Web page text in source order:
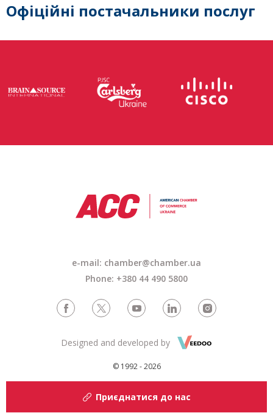
Офіційні постачальники послуг
e-mail: chamber@chamber.ua
Phone: +380 44 490 5800
© 1992 - 2026
Designed and developed by
Приєднатися до нас